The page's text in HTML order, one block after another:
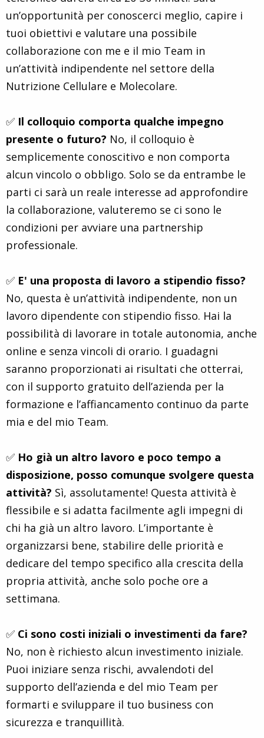
un’opportunità per conoscerci meglio, capire i
tuoi obiettivi e valutare una possibile
collaborazione con me e il mio Team in
un’attività indipendente nel settore della
Nutrizione Cellulare e Molecolare.
✅ Il colloquio comporta qualche impegno
presente o futuro? No, il colloquio è
semplicemente conoscitivo e non comporta
alcun vincolo o obbligo. Solo se da entrambe le
parti ci sarà un reale interesse ad approfondire
la collaborazione, valuteremo se ci sono le
condizioni per avviare una partnership
professionale.
✅ E' una proposta di lavoro a stipendio fisso?
No, questa è un’attività indipendente, non un
lavoro dipendente con stipendio fisso. Hai la
possibilità di lavorare in totale autonomia, anche
online e senza vincoli di orario. I guadagni
saranno proporzionati ai risultati che otterrai,
con il supporto gratuito dell’azienda per la
formazione e l’affiancamento continuo da parte
mia e del mio Team.
✅ Ho già un altro lavoro e poco tempo a
disposizione, posso comunque svolgere questa
attività? Sì, assolutamente! Questa attività è
flessibile e si adatta facilmente agli impegni di
chi ha già un altro lavoro. L’importante è
organizzarsi bene, stabilire delle priorità e
dedicare del tempo specifico alla crescita della
propria attività, anche solo poche ore a
settimana.
✅ Ci sono costi iniziali o investimenti da fare?
No, non è richiesto alcun investimento iniziale.
Puoi iniziare senza rischi, avvalendoti del
supporto dell’azienda e del mio Team per
formarti e sviluppare il tuo business con
sicurezza e tranquillità.